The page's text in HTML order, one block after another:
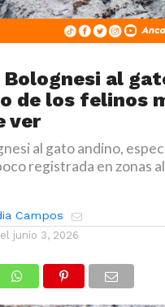
al
de los felinos
ver
al gato andino,
registrada en zonas
Campos
junio 3, 2026